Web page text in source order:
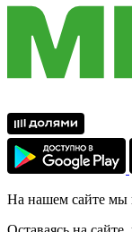
На нашем сайте мы